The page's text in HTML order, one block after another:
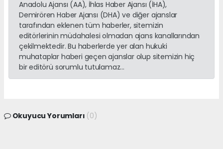
Anadolu Ajansı (AA), İhlas Haber Ajansı (İHA),
Demirören Haber Ajansı (DHA) ve diğer ajanslar
tarafından eklenen tüm haberler, sitemizin
editörlerinin müdahalesi olmadan ajans kanallarından
çekilmektedir. Bu haberlerde yer alan hukuki
muhataplar haberi geçen ajanslar olup sitemizin hiç
bir editörü sorumlu tutulamaz...
Okuyucu Yorumları (0)